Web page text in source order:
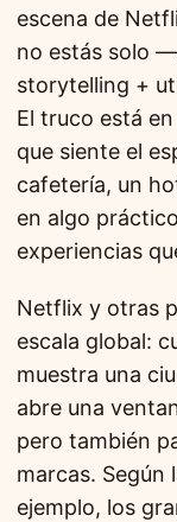
escena de
no estás solo
storytelling +
El truco está
que siente el
cafetería, un
en algo
experiencias
Netflix y otras
escala global:
muestra una
abre una
pero también
marcas. Según
ejemplo, los